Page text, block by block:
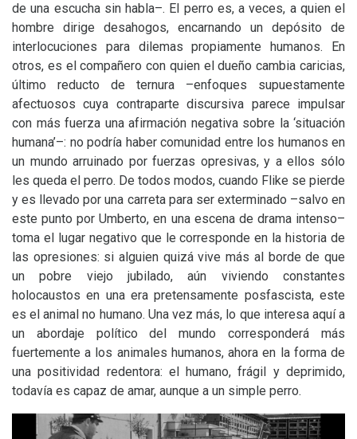
de una escucha sin habla–. El perro es, a veces, a quien el
hombre dirige desahogos, encarnando un depósito de
interlocuciones para dilemas propiamente humanos. En
otros, es el compañero con quien el dueño cambia caricias,
último reducto de ternura –enfoques supuestamente
afectuosos cuya contraparte discursiva parece impulsar
con más fuerza una afirmación negativa sobre la ‘situación
humana’–: no podría haber comunidad entre los humanos en
un mundo arruinado por fuerzas opresivas, y a ellos sólo
les queda el perro. De todos modos, cuando Flike se pierde
y es llevado por una carreta para ser exterminado –salvo en
este punto por Umberto, en una escena de drama intenso–
toma el lugar negativo que le corresponde en la historia de
las opresiones: si alguien quizá vive más al borde de que
un pobre viejo jubilado, aún viviendo constantes
holocaustos en una era pretensamente posfascista, este
es el animal no humano. Una vez más, lo que interesa aquí a
un abordaje político del mundo corresponderá más
fuertemente a los animales humanos, ahora en la forma de
una positividad redentora: el humano, frágil y deprimido,
todavía es capaz de amar, aunque a un simple perro.